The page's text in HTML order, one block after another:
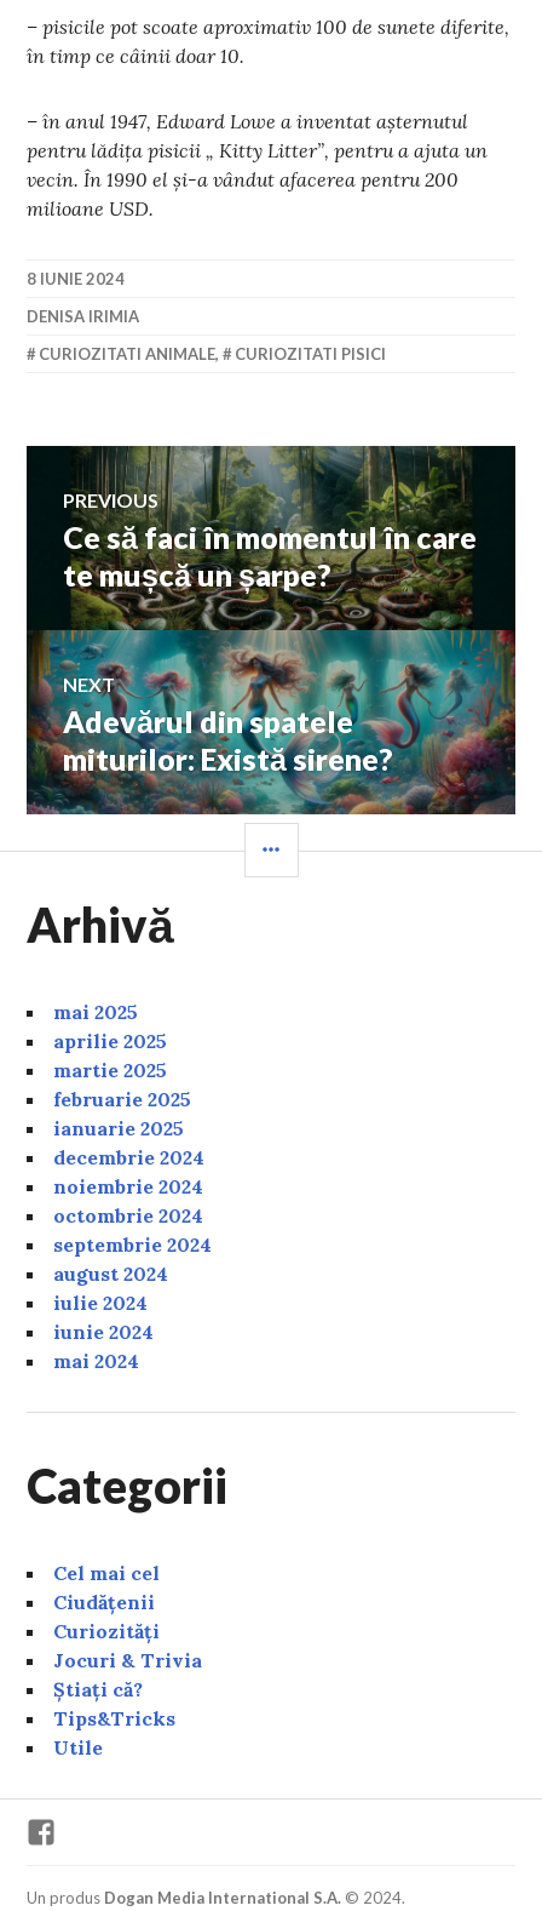
– pisicile pot scoate aproximativ 100 de sunete diferite,
în timp ce câinii doar 10.
– în anul 1947, Edward Lowe a inventat așternutul
pentru lădița pisicii „ Kitty Litter”, pentru a ajuta un
vecin. În 1990 el și-a vândut afacerea pentru 200
milioane USD.
8 IUNIE 2024
DENISA IRIMIA
CURIOZITATI ANIMALE, CURIOZITATI PISICI
Navigare
în
articole
PREVIOUS
Previous
post:
Ce să faci în momentul în care
te mușcă un șarpe?
NEXT
Next
post:
Adevărul din spatele
miturilor: Există sirene?
Arhivă
mai 2025
aprilie 2025
martie 2025
februarie 2025
ianuarie 2025
decembrie 2024
noiembrie 2024
octombrie 2024
septembrie 2024
august 2024
iulie 2024
iunie 2024
mai 2024
Categorii
Cel mai cel
Ciudățenii
Curiozități
Jocuri & Trivia
Știați că?
Tips&Tricks
Utile
Un produs Dogan Media International S.A. © 2024.